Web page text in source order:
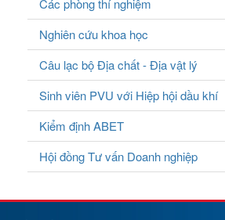
Nghiên cứu khoa học
Câu lạc bộ Địa chất - Địa vật lý
Sinh viên PVU với Hiệp hội dầu khí
Kiểm định ABET
Hội đồng Tư vấn Doanh nghiệp